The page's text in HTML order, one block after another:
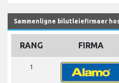
Sammenligne bilutleiefirmaer
RANG FIRMA
1